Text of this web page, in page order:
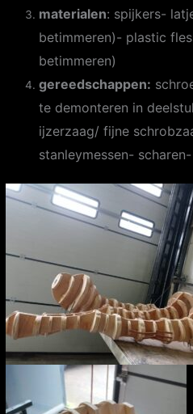
materialen: spijkers-
betimmeren)- plastic
betimmeren)
gereedschappen:
te demonteren in
ijzerzaag/ fijne
stanleymessen-